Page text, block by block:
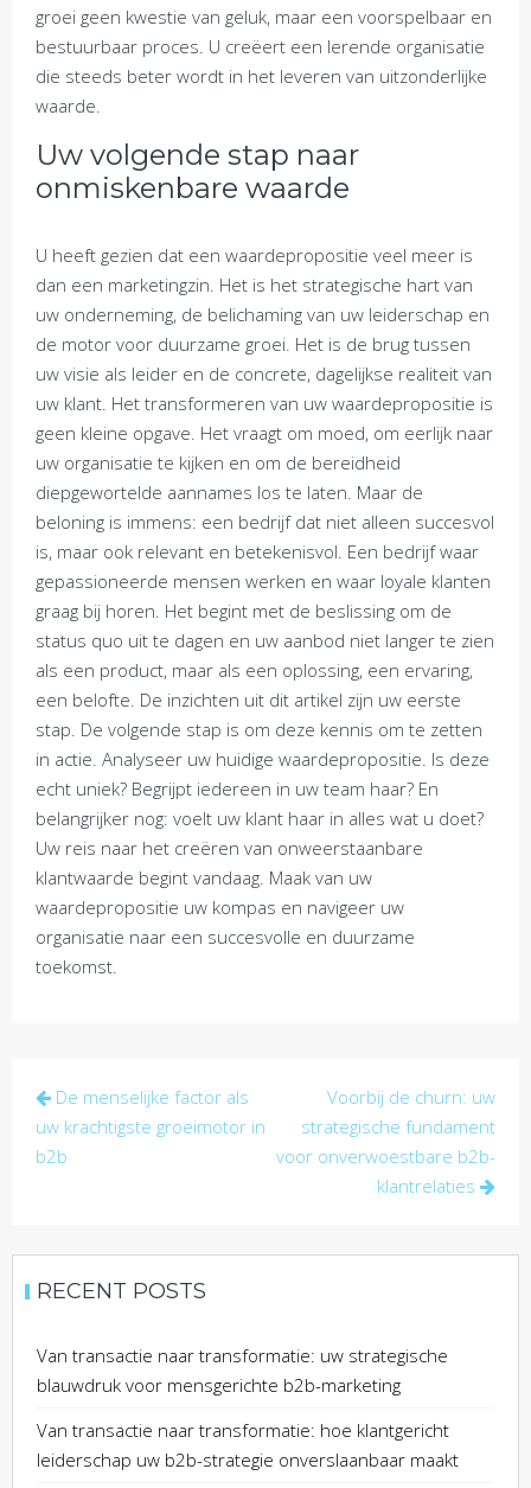
groei geen kwestie van geluk, maar een voorspelbaar en
bestuurbaar proces. U creëert een lerende organisatie
die steeds beter wordt in het leveren van uitzonderlijke
waarde.
Uw volgende stap naar
onmiskenbare waarde
U heeft gezien dat een waardepropositie veel meer is
dan een marketingzin. Het is het strategische hart van
uw onderneming, de belichaming van uw leiderschap en
de motor voor duurzame groei. Het is de brug tussen
uw visie als leider en de concrete, dagelijkse realiteit van
uw klant. Het transformeren van uw waardepropositie is
geen kleine opgave. Het vraagt om moed, om eerlijk naar
uw organisatie te kijken en om de bereidheid
diepgewortelde aannames los te laten. Maar de
beloning is immens: een bedrijf dat niet alleen succesvol
is, maar ook relevant en betekenisvol. Een bedrijf waar
gepassioneerde mensen werken en waar loyale klanten
graag bij horen. Het begint met de beslissing om de
status quo uit te dagen en uw aanbod niet langer te zien
als een product, maar als een oplossing, een ervaring,
een belofte. De inzichten uit dit artikel zijn uw eerste
stap. De volgende stap is om deze kennis om te zetten
in actie. Analyseer uw huidige waardepropositie. Is deze
echt uniek? Begrijpt iedereen in uw team haar? En
belangrijker nog: voelt uw klant haar in alles wat u doet?
Uw reis naar het creëren van onweerstaanbare
klantwaarde begint vandaag. Maak van uw
waardepropositie uw kompas en navigeer uw
organisatie naar een succesvolle en duurzame
toekomst.
Post
navigation
De menselijke factor als
uw krachtigste groeimotor in
b2b
Voorbij de churn: uw
strategische fundament
voor onverwoestbare b2b-
klantrelaties
RECENT POSTS
Van transactie naar transformatie: uw strategische
blauwdruk voor mensgerichte b2b-marketing
Van transactie naar transformatie: hoe klantgericht
leiderschap uw b2b-strategie onverslaanbaar maakt